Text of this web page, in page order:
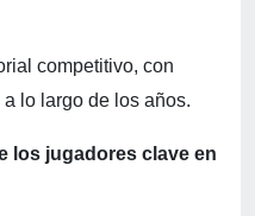
competitivo, con
lo largo de los años.
los jugadores clave en